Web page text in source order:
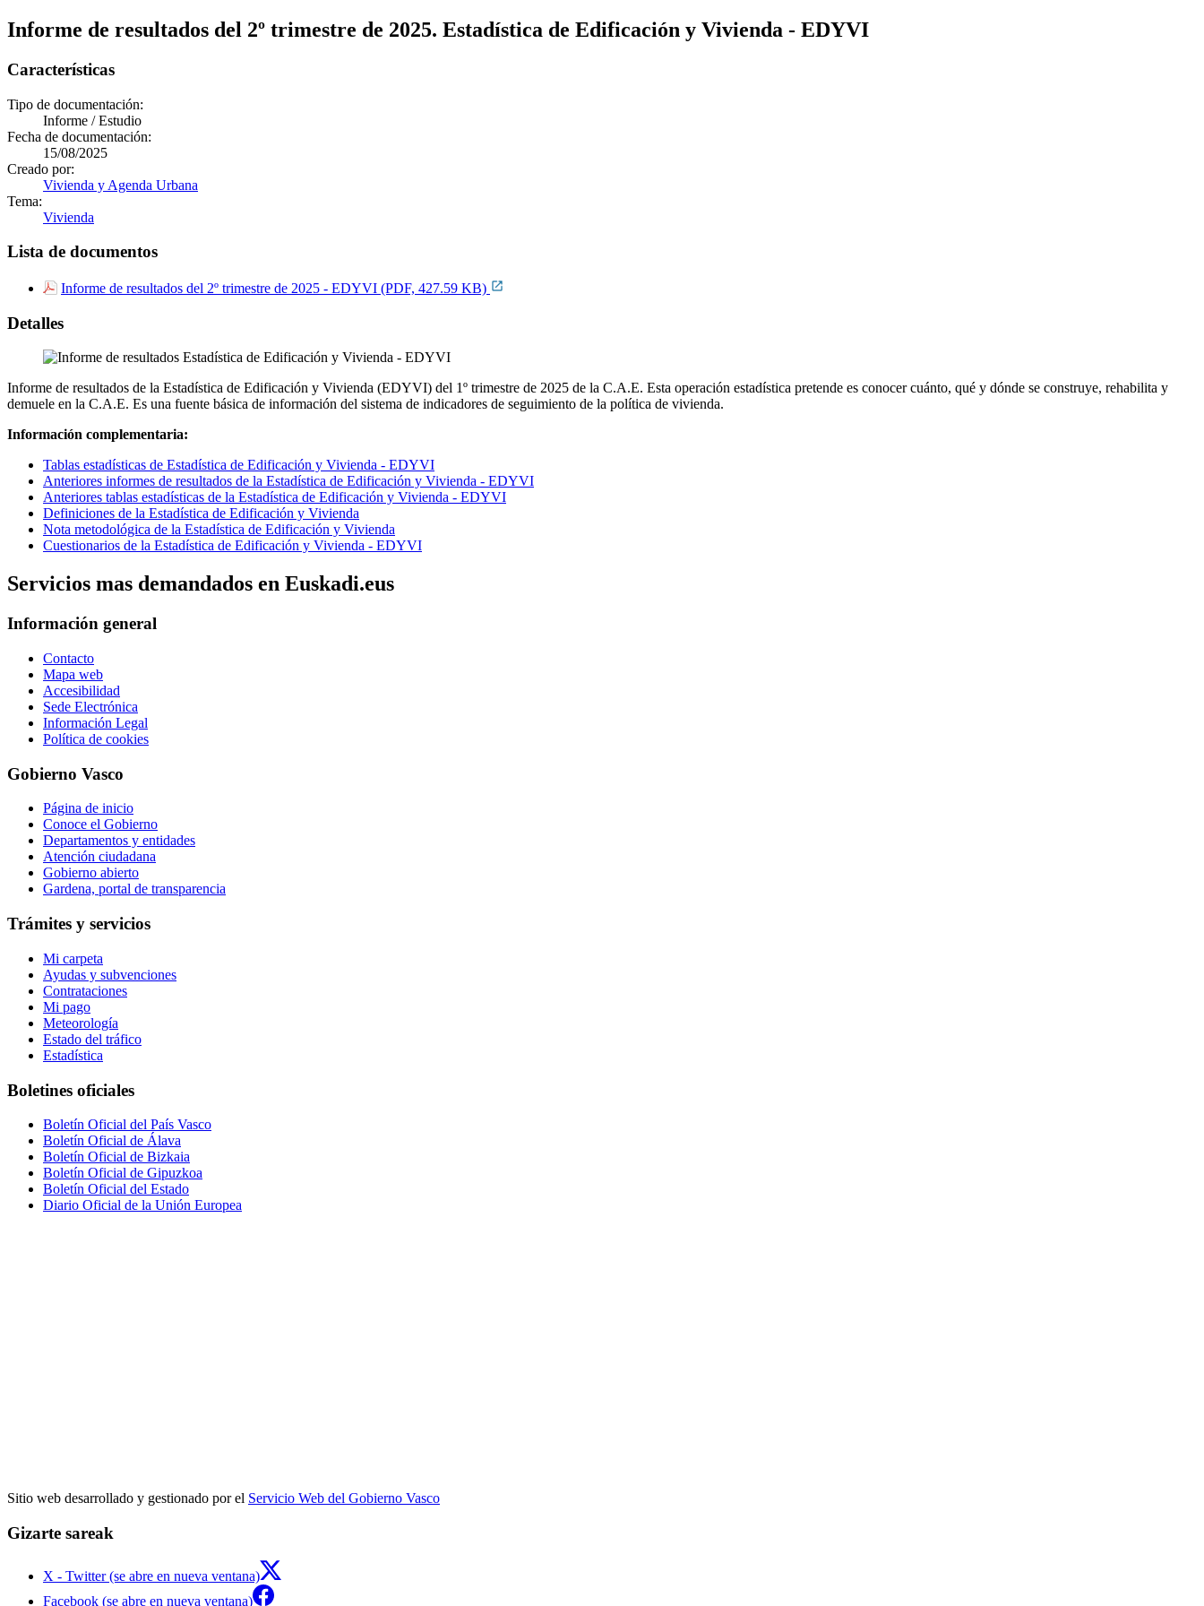
Informe de resultados del 2º trimestre de 2025. Estadística de Edificación y Vivienda - EDYVI
Características
Tipo de documentación:
Informe / Estudio
Fecha de documentación:
15/08/2025
Creado por:
Vivienda y Agenda Urbana
Tema:
Vivienda
Lista de documentos
Informe de resultados del 2º trimestre de 2025 - EDYVI (PDF, 427.59 KB)
Detalles
Informe de resultados de la Estadística de Edificación y Vivienda (EDYVI) del 1º trimestre de 2025 de la C.A.E. Esta operación estadística pretende es conocer cuánto, qué y dónde se construye, rehabilita y
demuele en la C.A.E. Es una fuente básica de información del sistema de indicadores de seguimiento de la política de vivienda.
Información complementaria:
Tablas estadísticas de Estadística de Edificación y Vivienda - EDYVI
Anteriores informes de resultados de la Estadística de Edificación y Vivienda - EDYVI
Anteriores tablas estadísticas de la Estadística de Edificación y Vivienda - EDYVI
Definiciones de la Estadística de Edificación y Vivienda
Nota metodológica de la Estadística de Edificación y Vivienda
Cuestionarios de la Estadística de Edificación y Vivienda - EDYVI
Servicios mas demandados en Euskadi.eus
Información general
Contacto
Mapa web
Accesibilidad
Sede Electrónica
Información Legal
Política de cookies
Gobierno Vasco
Página de inicio
Conoce el Gobierno
Departamentos y entidades
Atención ciudadana
Gobierno abierto
Gardena, portal de transparencia
Trámites y servicios
Mi carpeta
Ayudas y subvenciones
Contrataciones
Mi pago
Meteorología
Estado del tráfico
Estadística
Boletines oficiales
Boletín Oficial del País Vasco
Boletín Oficial de Álava
Boletín Oficial de Bizkaia
Boletín Oficial de Gipuzkoa
Boletín Oficial del Estado
Diario Oficial de la Unión Europea
Sitio web desarrollado y gestionado por el Servicio Web del Gobierno Vasco
Gizarte sareak
X - Twitter (se abre en nueva ventana)
Facebook (se abre en nueva ventana)